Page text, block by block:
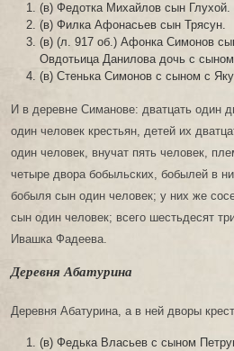
(в) Федотка Михайлов сын Глухой.
(в) Филка Афонасьев сын Трясун.
(в) (л. 917 об.) Афонка Симонов
Овдотьица Данилова дочь с
(в) Стенька Симонов с сыном с
И в деревне Симанове: дватцать один
один человек крестьян, детей их
один человек, внучат пять человек,
четыре двора бобыльских, бобылей в
бобыля сын один человек; у них же
сын один человек; всего шестьдесят
Ивашка Фадеева.
Деревня Абатурина
Деревня Абатурина, а в ней дворы
(в) Федька Власьев с сыном